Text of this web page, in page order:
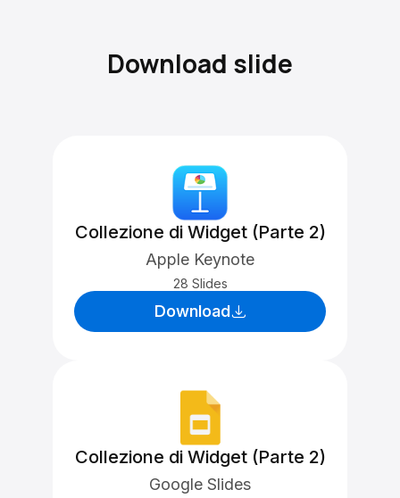
Download slide
Collezione di Widget (Parte 2)
Apple Keynote
28 Slides
Download
Collezione di Widget (Parte 2)
Google Slides